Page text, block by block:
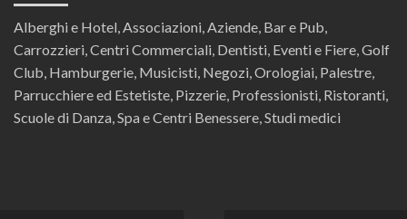
Alberghi e Hotel, Associazioni, Aziende, Bar e Pub,
Carrozzieri, Centri Commerciali, Dentisti, Eventi e Fiere, Golf
Club, Hamburgerie, Musicisti, Negozi, Orologiai, Palestre,
Parrucchiere ed Estetiste, Pizzerie, Professionisti, Ristoranti,
Scuole di Danza, Spa e Centri Benessere, Studi medici